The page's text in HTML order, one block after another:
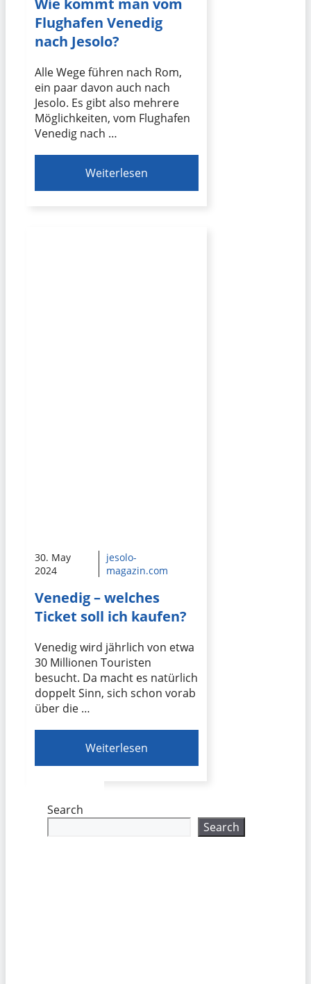
Flughafen Venedig
nach Jesolo?
Alle Wege führen nach Rom,
ein paar davon auch nach
Jesolo. Es gibt also mehrere
Möglichkeiten, vom Flughafen
Venedig nach …
Weiterlesen
30. May
2024
jesolo-
magazin.com
Venedig – welches
Ticket soll ich kaufen?
Venedig wird jährlich von etwa
30 Millionen Touristen
besucht. Da macht es natürlich
doppelt Sinn, sich schon vorab
über die …
Weiterlesen
Search
Search